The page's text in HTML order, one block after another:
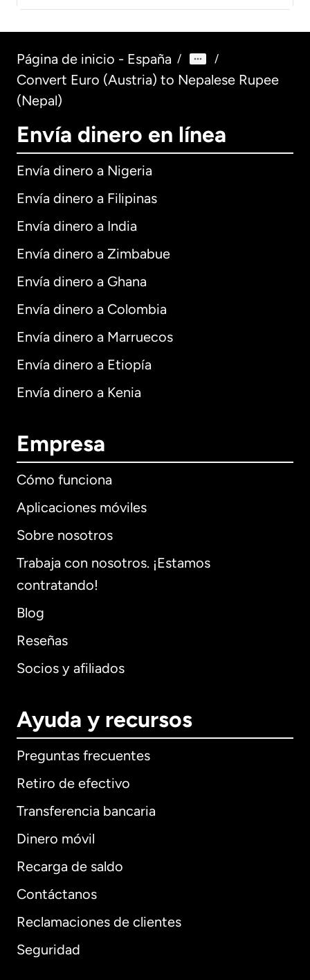
Página de inicio - España / /
Convert Euro (Austria) to Nepalese Rupee
(Nepal)
Envía dinero en línea
Envía dinero a Nigeria
Envía dinero a Filipinas
Envía dinero a India
Envía dinero a Zimbabue
Envía dinero a Ghana
Envía dinero a Colombia
Envía dinero a Marruecos
Envía dinero a Etiopía
Envía dinero a Kenia
Empresa
Cómo funciona
Aplicaciones móviles
Sobre nosotros
Trabaja con nosotros. ¡Estamos
contratando!
Blog
Reseñas
Socios y afiliados
Ayuda y recursos
Preguntas frecuentes
Retiro de efectivo
Transferencia bancaria
Dinero móvil
Recarga de saldo
Contáctanos
Reclamaciones de clientes
Seguridad